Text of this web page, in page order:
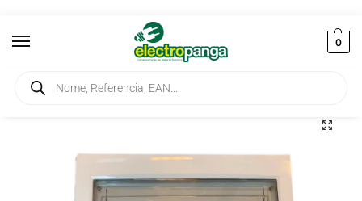
0
Início / Instalação / Quadros / Quadro Elétrico Trifásico para Habitação Equipado 63A